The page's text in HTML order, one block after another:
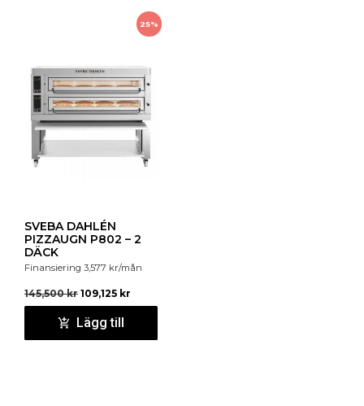
25%
SVEBA DAHLÉN
PIZZAUGN P802 – 2
DÄCK
Finansiering 3,577 kr/mån
145,500kr 109,125 kr
Lägg till